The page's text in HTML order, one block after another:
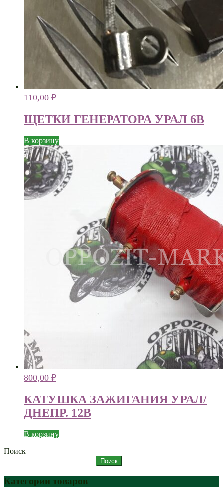
110,00 ₽
ЩЕТКИ ГЕНЕРАТОРА УРАЛ 6В
В корзину
800,00 ₽
КАТУШКА ЗАЖИГАНИЯ УРАЛ/
ДНЕПР. 12В
В корзину
Поиск
Поиск
Категории товаров